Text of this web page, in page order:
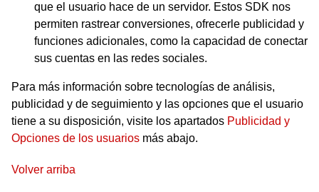
que el usuario hace de un servidor. Estos SDK nos
permiten rastrear conversiones, ofrecerle publicidad y
funciones adicionales, como la capacidad de conectar
sus cuentas en las redes sociales.
Para más información sobre tecnologías de análisis,
publicidad y de seguimiento y las opciones que el usuario
tiene a su disposición, visite los apartados Publicidad y
Opciones de los usuarios más abajo.
Volver arriba